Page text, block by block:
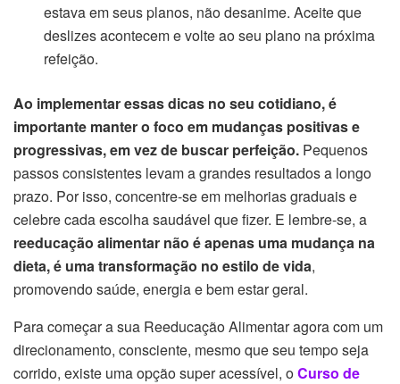
estava em seus planos, não desanime. Aceite que
deslizes acontecem e volte ao seu plano na próxima
refeição.
Ao implementar essas dicas no seu cotidiano, é
importante manter o foco em mudanças positivas e
progressivas, em vez de buscar perfeição. Pequenos
passos consistentes levam a grandes resultados a longo
prazo. Por isso, concentre-se em melhorias graduais e
celebre cada escolha saudável que fizer. E lembre-se, a
reeducação alimentar não é apenas uma mudança na
dieta, é uma transformação no estilo de vida,
promovendo saúde, energia e bem estar geral.
Para começar a sua Reeducação Alimentar agora com um
direcionamento, consciente, mesmo que seu tempo seja
corrido, existe uma opção super acessível, oCurso de